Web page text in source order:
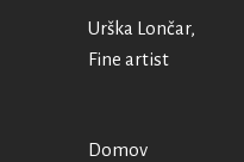
Urška Lončar,
Fine artist
Domov